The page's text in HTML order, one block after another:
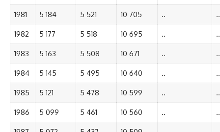
1981 5 184 5 521 10 705 .. ..
1982 5 177 5 518 10 695 .. ..
1983 5 163 5 508 10 671 .. ..
1984 5 145 5 495 10 640 .. ..
1985 5 121 5 478 10 599 .. ..
1986 5 099 5 461 10 560 .. ..